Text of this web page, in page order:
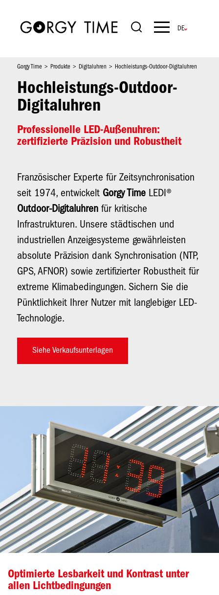
Navigation
Gorgy Time Produkte Digitaluhren Hochleistungs-Outdoor-Digitaluhren
Hochleistungs-Outdoor-
Digitaluhren
Professionelle LED-Außenuhren:
zertifizierte Präzision und Robustheit
Französischer Experte für Zeitsynchronisation
seit 1974, entwickelt Gorgy Time LEDI®
Outdoor-Digitaluhren für kritische
Infrastrukturen. Unsere städtischen und
industriellen Anzeigesysteme gewährleisten
absolute Präzision dank Synchronisation (NTP,
GPS, AFNOR) sowie zertifizierter Robustheit für
extreme Klimabedingungen. Sichern Sie die
Pünktlichkeit Ihrer Nutzer mit langlebiger LED-
Technologie.
Siehe Verkaufsunterlagen
Optimierte Lesbarkeit und Kontrast unter
allen Lichtbedingungen